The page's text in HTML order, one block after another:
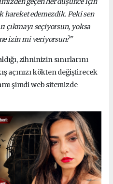
hareket edemezdik. Peki sen
çıkmayı seçiyorsun, yoksa
izin mi veriyorsun?"
zihninizin sınırlarını
açınızı kökten değiştirecek
şimdi web sitemizde